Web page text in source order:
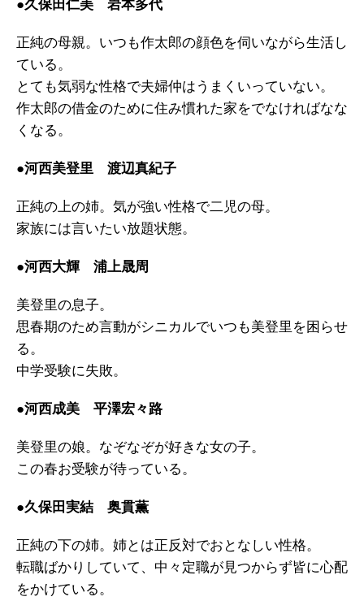
●久保田仁美 岩本多代
正純の母親。いつも作太郎の顔色を伺いながら生活し
ている。
とても気弱な性格で夫婦仲はうまくいっていない。
作太郎の借金のために住み慣れた家をでなければなな
くなる。
●河西美登里 渡辺真紀子
正純の上の姉。気が強い性格で二児の母。
家族には言いたい放題状態。
●河西大輝 浦上晟周
美登里の息子。
思春期のため言動がシニカルでいつも美登里を困らせ
る。
中学受験に失敗。
●河西成美 平澤宏々路
美登里の娘。なぞなぞが好きな女の子。
この春お受験が待っている。
●久保田実結 奥貫薫
正純の下の姉。姉とは正反対でおとなしい性格。
転職ばかりしていて、中々定職が見つからず皆に心配
をかけている。